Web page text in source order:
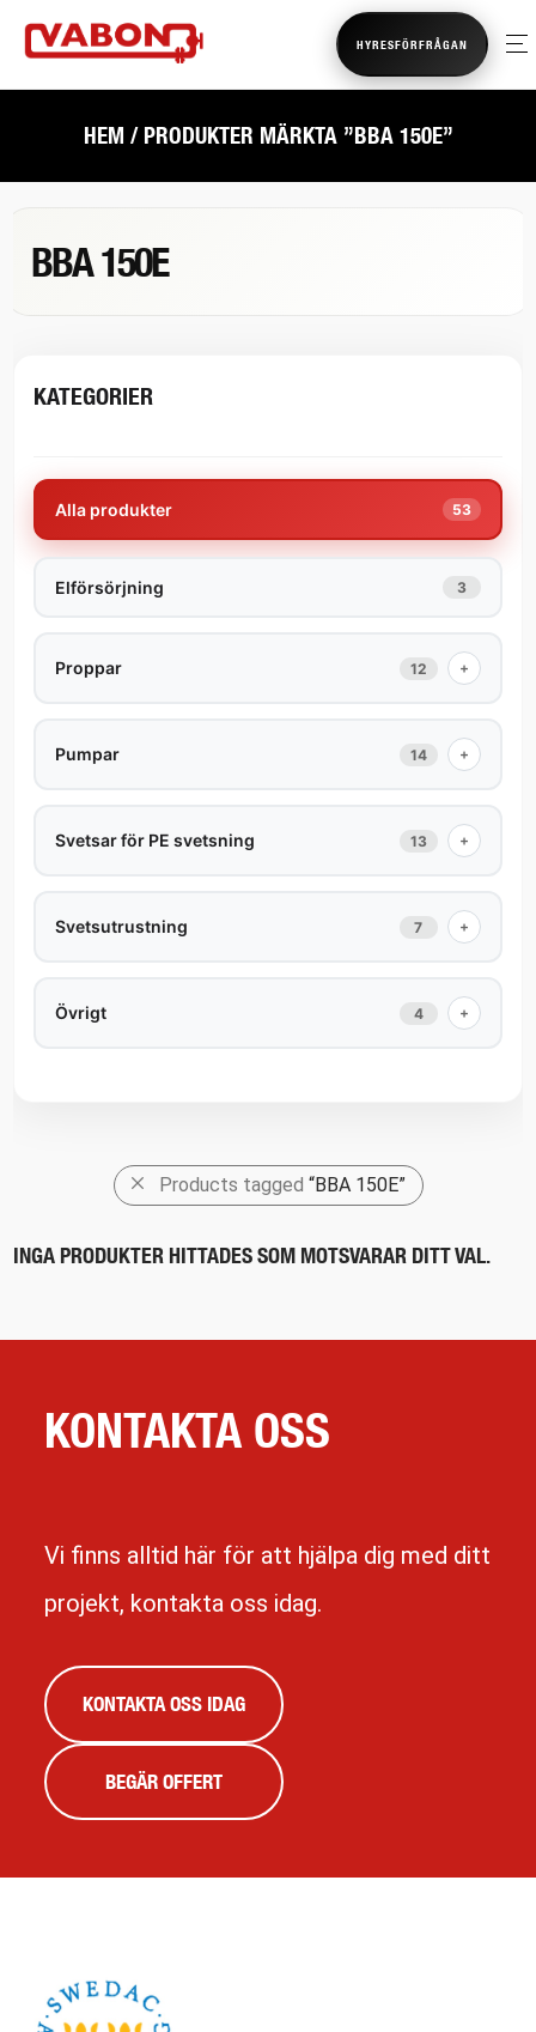
HYRESFÖRFRÅGAN
HEM / PRODUKTER MÄRKTA ”BBA 150E”
BBA 150E
KATEGORIER
Alla produkter 53
Elförsörjning 3
Proppar 12 +
Pumpar 14 +
Svetsar för PE svetsning 13 +
Svetsutrustning 7 +
Övrigt 4 +
Products tagged “BBA 150E”
INGA PRODUKTER HITTADES SOM MOTSVARAR DITT VAL.
KONTAKTA OSS
Vi finns alltid här för att hjälpa dig med ditt
projekt, kontakta oss idag.
KONTAKTA OSS IDAG
BEGÄR OFFERT